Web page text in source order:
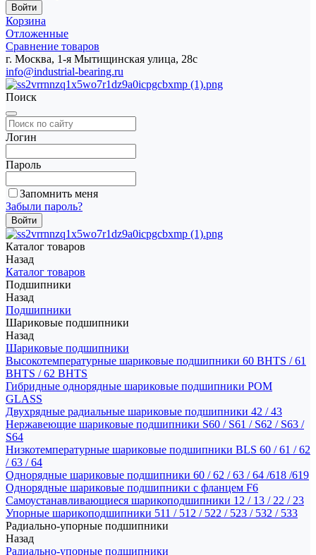
Корзина
Отложенные
Сравнение товаров
г. Москва, 1-я Мытищинская улица, 28с
info@industrial-bearing.ru
Поиск
Логин
Пароль
Запомнить меня
Забыли пароль?
Каталог товаров
Назад
Каталог товаров
Подшипники
Назад
Подшипники
Шариковые подшипники
Назад
Шариковые подшипники
Высокотемпературные шариковые подшипники 60 BHTS / 61
BHTS / 62 BHTS
Гибридные однорядные шариковые подшипники POM
GLASS
Двухрядные радиальные шариковые подшипники 42 / 43
Нержавеющие шариковые подшипники S60 / S61 / S62 / S63 /
S64
Низкотемпературные шариковые подшипники BLS 60 / 61 / 62
/ 63 / 64
Однорядные шариковые подшипники 60 / 62 / 63 / 64 /618 /619
Однорядные шариковые подшипники с фланцем F6
Самоустанавливающиеся шарикоподшипники 12 / 13 / 22 / 23
Упорные шарикоподшипники 511 / 512 / 522 / 523 / 532 / 533
Радиально-упорные подшипники
Назад
Радиально-упорные подшипники